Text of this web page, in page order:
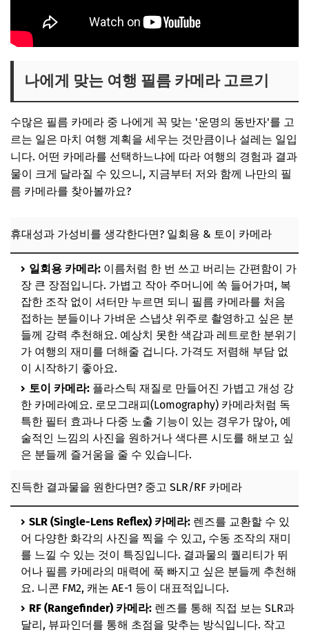
나에게 맞는 여행 필름 카메라 고르기
수많은 필름 카메라 중 나에게 꼭 맞는 '운명의 동반자'를 고
르는 일은 마치 여행 계획을 세우는 것만큼이나 설레는 일입
니다. 어떤 카메라를 선택하느냐에 따라 여행의 경험과 결과
물이 크게 달라질 수 있으니, 지금부터 저와 함께 나만의 필
름 카메라를 찾아볼까요?
휴대성과 가성비를 생각한다면? 일회용 & 토이 카메라
일회용 카메라: 이름처럼 한 번 쓰고 버리는 간편함이 가
장 큰 장점입니다. 가볍고 작아 주머니에 쏙 들어가며, 복
잡한 조작 없이 셔터만 누르면 되니 필름 카메라를 처음
접하는 분들이나 가벼운 스냅샷 위주로 촬영하고 싶은 분
들께 강력 추천해요. 예상치 못한 색감과 레트로한 분위기
가 여행의 재미를 더해줄 겁니다. 가격도 저렴해 부담 없
이 시작하기 좋아요.
토이 카메라: 플라스틱 재질로 만들어진 가볍고 개성 강
한 카메라예요. 로모그래피(Lomography) 카메라처럼 독
특한 필터 효과나 다중 노출 기능이 있는 경우가 많아, 예
술적인 느낌의 사진을 원하거나 색다른 시도를 해보고 싶
은 분들께 즐거움을 줄 수 있습니다.
진득한 결과물을 원한다면? 중고 SLR/RF 카메라
SLR (Single-Lens Reflex) 카메라: 렌즈를 교환할 수 있
어 다양한 화각의 사진을 찍을 수 있고, 수동 조작의 재미
를 느낄 수 있는 것이 특징입니다. 결과물의 퀄리티가 뛰
어나 필름 카메라의 매력에 푹 빠지고 싶은 분들께 추천해
요. 니콘 FM2, 캐논 AE-1 등이 대표적입니다.
RF (Rangefinder) 카메라: 렌즈를 통해 직접 보는 SLR과
달리, 뷰파인더를 통해 초점을 맞추는 방식입니다. 작고